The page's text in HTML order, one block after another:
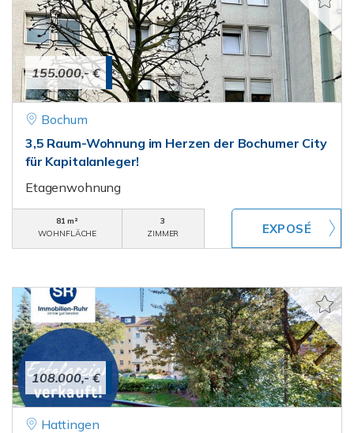
155.000,- €
Bochum
3,5 Raum-Wohnung im Herzen der Bochumer City
für Kapitalanleger!
Etagenwohnung
81 m²
WOHNFLÄCHE
3
ZIMMER
108.000,- €
Hattingen